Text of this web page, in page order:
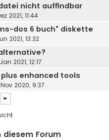
nicht auffindbar
2021, 11:44
dos 6 buch" diskette
2021, 13:32
2021, 12:17
plus enhanced tools
2020, 9:37
diesem Forum